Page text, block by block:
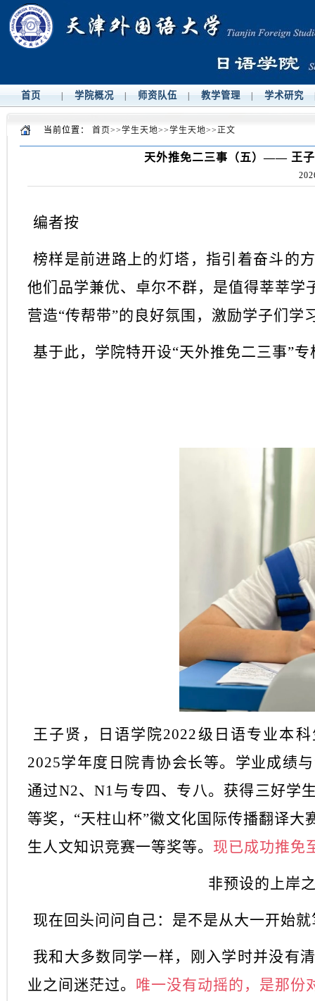
首页 学院概况 师资队伍 教学管理 学术研究
当前位置： 首页>>学生天地>>学生天地>>正文
天外推免二三事（五）—— 王子
编者按
榜样是前进路上的灯塔，指引着奋斗的
他们品学兼优、卓尔不群，是值得莘莘
营造“传帮带”的良好氛围，激励学子们学
基于此，学院特开设“天外推免二三事”
王子贤 ， 日语学院2022级日语专业本
2025学年度日院青协会长等。 学业成绩
通过N2、N1与专四、专八。 获得三好学
等奖 ， “天柱山杯”徽文化国际传播翻译大
生人文知识竞赛一等奖等。 现已成功推免
非预设的上岸
现在回头问问自己：是不是从大一开始
我和大多数同学一样，刚入学时并没有
业之间迷茫过。 唯一没有动摇的，是那份